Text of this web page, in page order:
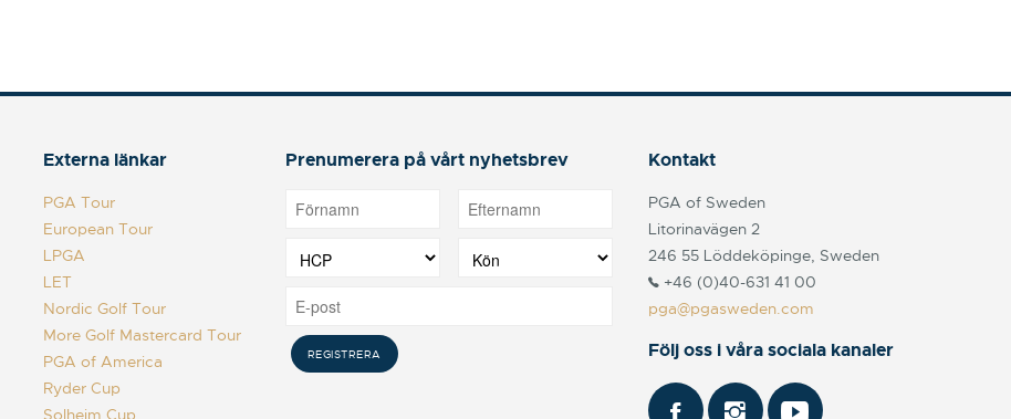
Externa länkar
PGA Tour
European Tour
LPGA
LET
Nordic Golf Tour
More Golf Mastercard Tour
PGA of America
Ryder Cup
Solheim Cup
Prenumerera på vårt nyhetsbrev Kontakt
PGA of Sweden
Litorinavägen 2
246 55 Löddeköpinge, Sweden
+46 (0)40-631 41 00
pga@pgasweden.com
Följ oss i våra sociala kanaler